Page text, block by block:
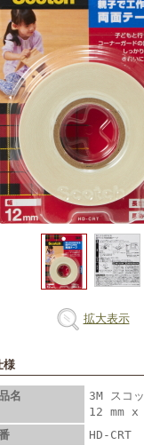
拡大表示
様
名
3M スコ
12 mm x
HD-CRT